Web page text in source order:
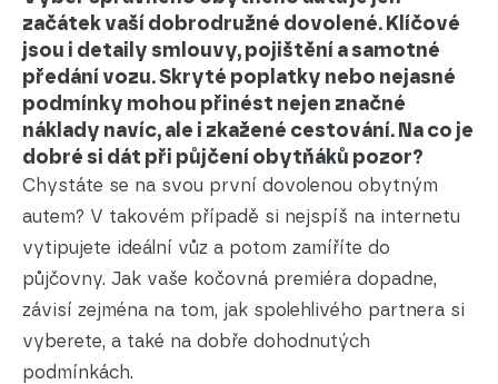
začátek vaší dobrodružné dovolené. Klíčové
jsou i detaily smlouvy, pojištění a samotné
předání vozu. Skryté poplatky nebo nejasné
podmínky mohou přinést nejen značné
náklady navíc, ale i zkažené cestování. Na co je
dobré si dát při půjčení obytňáků pozor?
Chystáte se na svou první dovolenou obytným
autem? V takovém případě si nejspíš na internetu
vytipujete ideální vůz a potom zamíříte do
půjčovny. Jak vaše kočovná premiéra dopadne,
závisí zejména na tom, jak spolehlivého partnera si
vyberete, a také na dobře dohodnutých
podmínkách.